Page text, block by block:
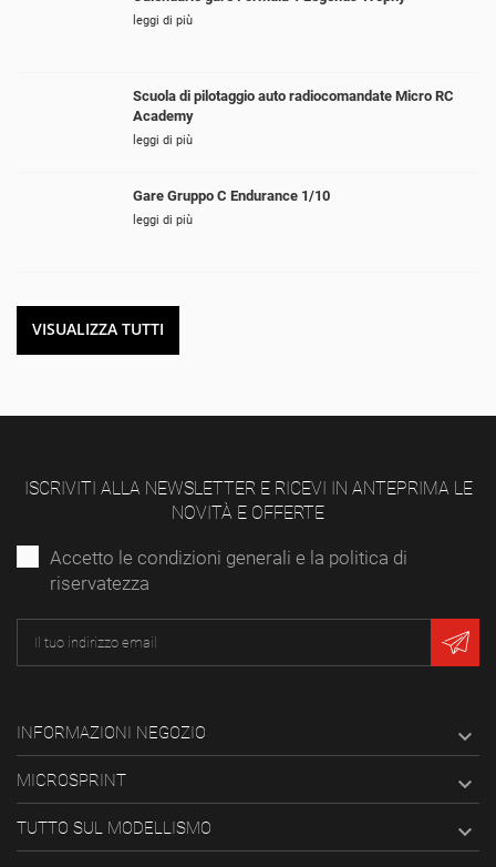
leggi di più
Scuola di pilotaggio auto radiocomandate Micro RC
Academy
leggi di più
Gare Gruppo C Endurance 1/10
leggi di più
VISUALIZZA TUTTI
ISCRIVITI ALLA NEWSLETTER E RICEVI IN ANTEPRIMA LE
NOVITÀ E OFFERTE
Accetto le condizioni generali e la politica di
riservatezza
INFORMAZIONI NEGOZIO 
MICROSPRINT 
TUTTO SUL MODELLISMO 